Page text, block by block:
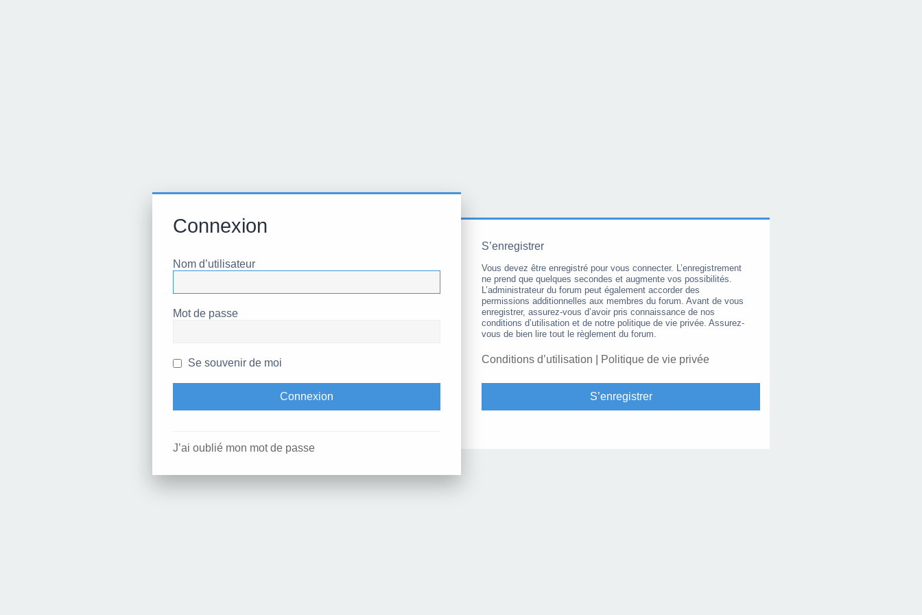
Connexion
Nom d’utilisateur
Mot de passe
Se souvenir de moi
J’ai oublié mon mot de passe
S’enregistrer
Vous devez être enregistré pour vous connecter. L’enregistrement
ne prend que quelques secondes et augmente vos possibilités.
L’administrateur du forum peut également accorder des
permissions additionnelles aux membres du forum. Avant de vous
enregistrer, assurez-vous d’avoir pris connaissance de nos
conditions d’utilisation et de notre politique de vie privée. Assurez-
vous de bien lire tout le règlement du forum.
Conditions d’utilisation Politique de vie privée
S’enregistrer